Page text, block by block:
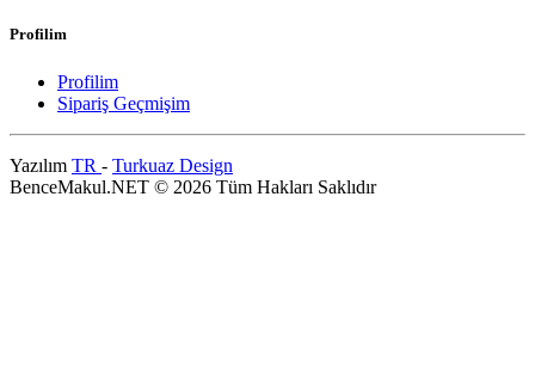
Profilim
Profilim
Sipariş Geçmişim
Yazılım TR - Turkuaz Design
BenceMakul.NET © 2026 Tüm Hakları Saklıdır